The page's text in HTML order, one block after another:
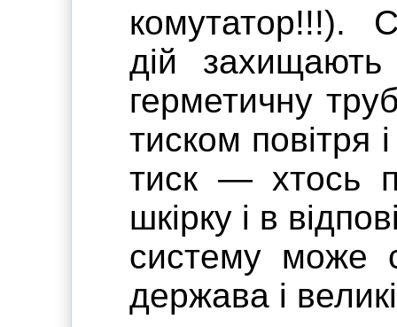
комутатор!!!).
дій
герметичну
тиском повітря
тиск — хтось
шкірку і в
систему може
держава і